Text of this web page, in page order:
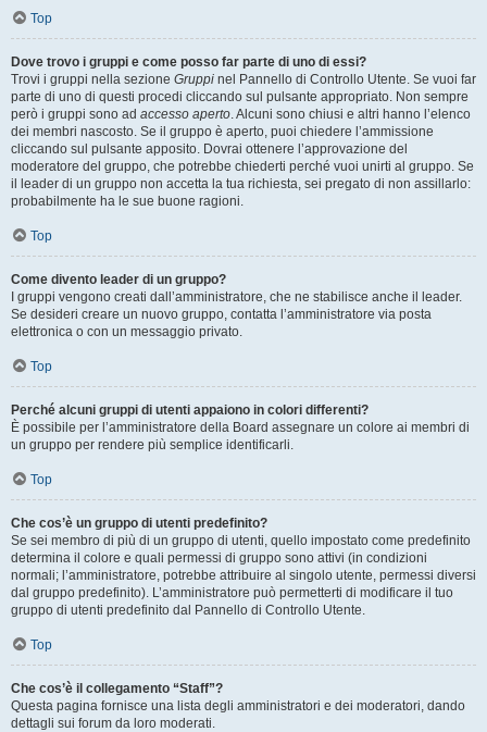
Top
Dove trovo i gruppi e come posso far parte di uno di essi?
Trovi i gruppi nella sezione Gruppi nel Pannello di Controllo Utente. Se vuoi far
parte di uno di questi procedi cliccando sul pulsante appropriato. Non sempre
però i gruppi sono ad accesso aperto. Alcuni sono chiusi e altri hanno l’elenco
dei membri nascosto. Se il gruppo è aperto, puoi chiedere l’ammissione
cliccando sul pulsante apposito. Dovrai ottenere l’approvazione del
moderatore del gruppo, che potrebbe chiederti perché vuoi unirti al gruppo. Se
il leader di un gruppo non accetta la tua richiesta, sei pregato di non assillarlo:
probabilmente ha le sue buone ragioni.
Top
Come divento leader di un gruppo?
I gruppi vengono creati dall’amministratore, che ne stabilisce anche il leader.
Se desideri creare un nuovo gruppo, contatta l’amministratore via posta
elettronica o con un messaggio privato.
Top
Perché alcuni gruppi di utenti appaiono in colori differenti?
È possibile per l’amministratore della Board assegnare un colore ai membri di
un gruppo per rendere più semplice identificarli.
Top
Che cos’è un gruppo di utenti predefinito?
Se sei membro di più di un gruppo di utenti, quello impostato come predefinito
determina il colore e quali permessi di gruppo sono attivi (in condizioni
normali; l’amministratore, potrebbe attribuire al singolo utente, permessi diversi
dal gruppo predefinito). L’amministratore può permetterti di modificare il tuo
gruppo di utenti predefinito dal Pannello di Controllo Utente.
Top
Che cos’è il collegamento “Staff”?
Questa pagina fornisce una lista degli amministratori e dei moderatori, dando
dettagli sui forum da loro moderati.